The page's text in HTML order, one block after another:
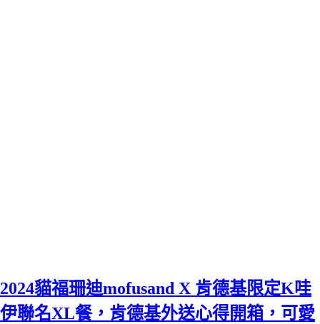
2024貓福珊迪mofusand X 肯德基限定K哇
伊聯名XL餐，肯德基外送心得開箱，可愛